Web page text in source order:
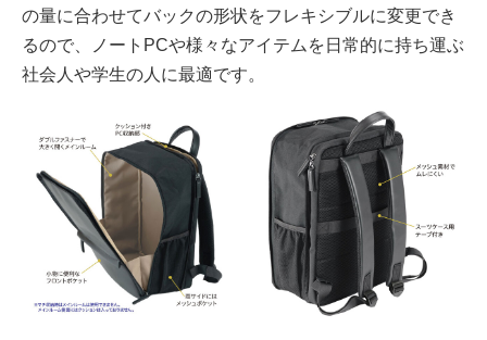
の量に合わせてバックの形状をフレキシブルに変更でき
るので、ノートPCや様々なアイテムを日常的に持ち運ぶ
社会人や学生の人に最適です。